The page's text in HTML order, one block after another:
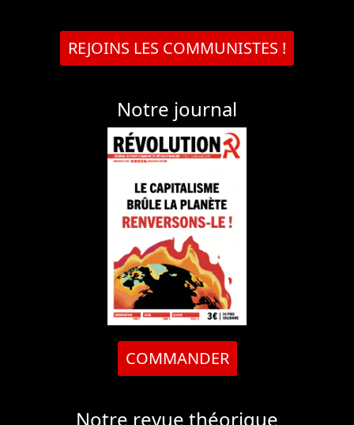
REJOINS LES COMMUNISTES !
Notre journal
COMMANDER
Notre revue théorique